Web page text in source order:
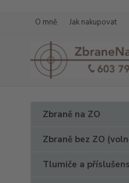
O mně Jak nakupovat
Zbraně na ZO
Zbraně bez ZO
Tlumiče a